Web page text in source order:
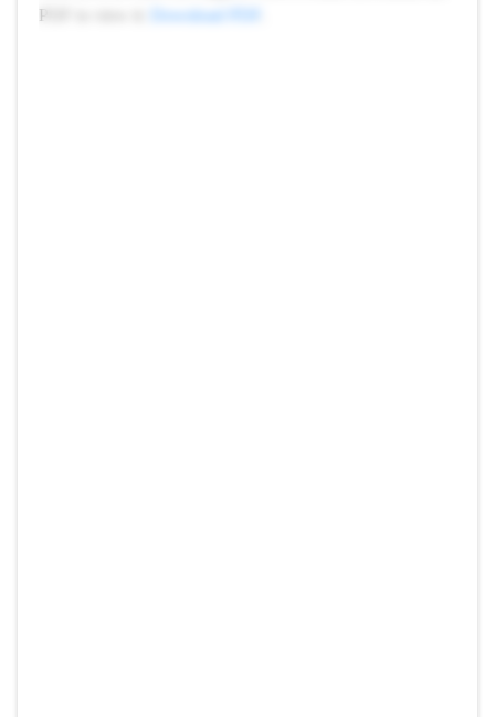
PDF to view it:
Download PDF